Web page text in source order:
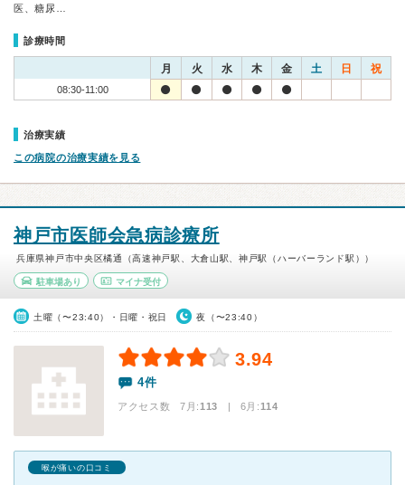
医、糖尿…
診療時間
月 火 水 木 金 土 日 祝
08:30-11:00
治療実績
この病院の治療実績を見る
神戸市医師会急病診療所
兵庫県神戸市中央区橘通（高速神戸駅、大倉山駅、神戸駅（ハーバーランド駅））
駐車場あり マイナ受付
土曜（〜23:40）・日曜・祝日 夜（〜23:40）
3.94
4件
アクセス数 7月:113 | 6月:114
喉が痛いの口コミ